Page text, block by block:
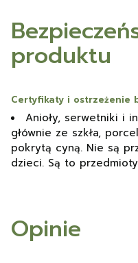
produktu
Certyfikaty i ostrzeżenie
Anioły, serwetniki i
głównie ze szkła,
pokrytą cyną. Nie są
dzieci. Są to
Opinie